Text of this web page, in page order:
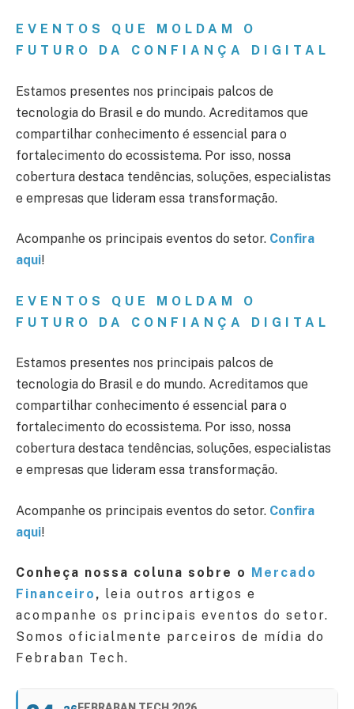
EVENTOS QUE MOLDAM O
FUTURO DA CONFIANÇA DIGITAL
Estamos presentes nos principais palcos de
tecnologia do Brasil e do mundo. Acreditamos que
compartilhar conhecimento é essencial para o
fortalecimento do ecossistema. Por isso, nossa
cobertura destaca tendências, soluções, especialistas
e empresas que lideram essa transformação.
Acompanhe os principais eventos do setor. Confira
aqui!
EVENTOS QUE MOLDAM O
FUTURO DA CONFIANÇA DIGITAL
Estamos presentes nos principais palcos de
tecnologia do Brasil e do mundo. Acreditamos que
compartilhar conhecimento é essencial para o
fortalecimento do ecossistema. Por isso, nossa
cobertura destaca tendências, soluções, especialistas
e empresas que lideram essa transformação.
Acompanhe os principais eventos do setor. Confira
aqui!
Conheça nossa coluna sobre o
Mercado
Financeiro , leia outros artigos e
acompanhe os principais eventos do setor.
Somos oficialmente parceiros de mídia do
Febraban Tech.